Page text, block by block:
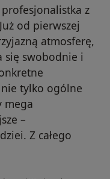
z
od pierwszej
atmosferę,
się swobodnie i
tylko ogólne
mega
–
Z całego